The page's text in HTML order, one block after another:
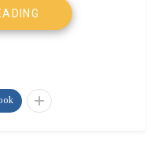
Partido Socialista
Diosdado Cabello,